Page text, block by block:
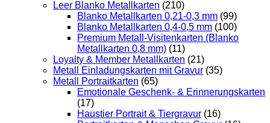
Leer Blanko Metallkarten (210)
Blanko Metallkarten 0,21-0,3 mm (99)
Blanko Metallkarten 0,4-0,5 mm (100)
Premium Metall-Visitenkarten (Blanko
Metallkarten 0,8 mm) (11)
Loyalty & Member Metallkarten (21)
Metall Einladungskarten mit Gravur (35)
Metall Portraitkarten (65)
Emotionale Geschenk- & Erinnerungskarten
(17)
Haustier Portrait & Tiergravur (16)